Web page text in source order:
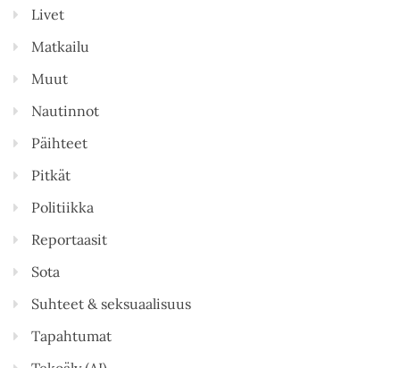
Livet
Matkailu
Muut
Nautinnot
Päihteet
Pitkät
Politiikka
Reportaasit
Sota
Suhteet & seksuaalisuus
Tapahtumat